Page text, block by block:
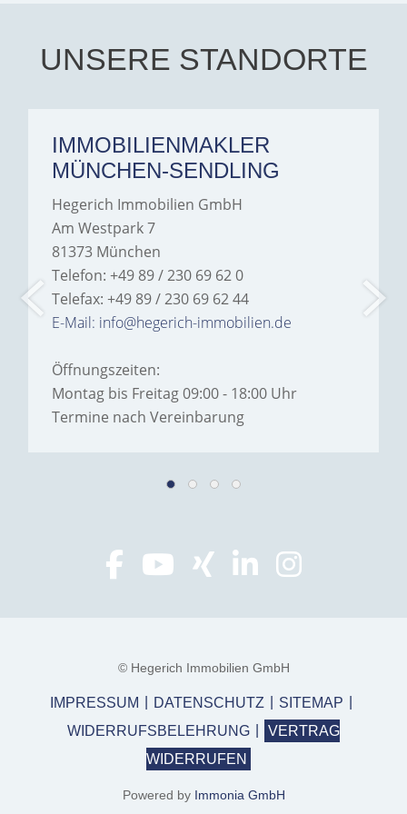
Hegerich Immobilien to
anyone looking for a home.
UNSERE STANDORTE
IMMOBILIENMAKLER
MÜNCHEN-SENDLING
Hegerich Immobilien GmbH
Am Westpark 7
81373 München
Telefon: +49 89 / 230 69 62 0
Telefax: +49 89 / 230 69 62 44
E-Mail: info@hegerich-immobilien.de
Öffnungszeiten:
Montag bis Freitag 09:00 - 18:00 Uhr
Termine nach Vereinbarung
© Hegerich Immobilien GmbH
IMPRESSUM DATENSCHUTZ
SITEMAP
WIDERRUFSBELEHRUNG
VERTRAG
WIDERRUFEN
Powered by Immonia GmbH